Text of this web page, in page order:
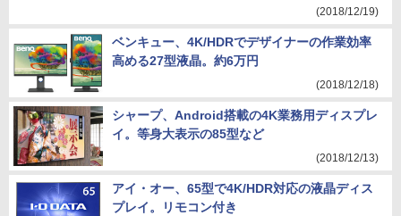
(2018/12/19)
ベンキュー、4K/HDRでデザイナーの作業効率
高める27型液晶。約6万円
(2018/12/18)
シャープ、Android搭載の4K業務用ディスプレ
イ。等身大表示の85型など
(2018/12/13)
アイ・オー、65型で4K/HDR対応の液晶ディス
プレイ。リモコン付き